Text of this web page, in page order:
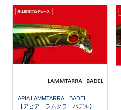
APIA LAMMTARRA BADEL
【アピア ラムタラ バデル】